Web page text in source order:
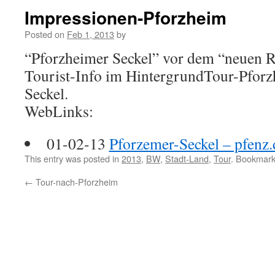
Impressionen-Pforzheim
Posted on Feb 1, 2013 by
“Pforzheimer Seckel” vor dem “neuen
Tourist-Info im HintergrundTour-
Seckel.
WebLinks:
01-02-13 Pforzemer-Seckel –
This entry was posted in 2013, BW, Stadt-Land, Tour.
← Tour-nach-Pforzheim